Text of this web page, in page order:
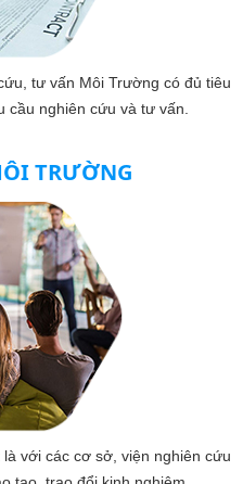
tư vấn Môi Trường có đủ tiêu
nghiên cứu và tư vấn.
TRƯỜNG
với các cơ sở, viện nghiên cứu